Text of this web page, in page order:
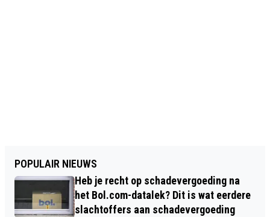
POPULAIR NIEUWS
Heb je recht op schadevergoeding na
het Bol.com-datalek? Dit is wat eerdere
slachtoffers aan schadevergoeding